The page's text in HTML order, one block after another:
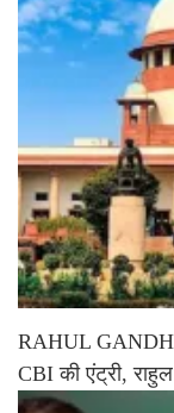
RAHUL
CBI की एंट्री,